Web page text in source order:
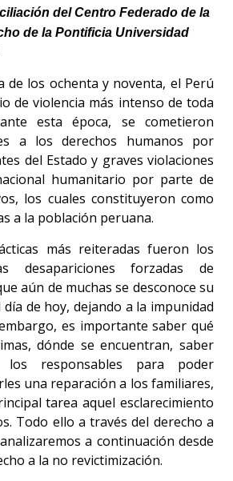
del Centro Federado de la
de la Pontificia Universidad
de los ochenta y noventa, el Perú
de violencia más intenso de toda
esta época, se cometieron
a los derechos humanos por
del Estado y graves violaciones
humanitario por parte de
los cuales constituyeron como
a la población peruana.
más reiteradas fueron los
desapariciones forzadas de
aún de muchas se desconoce su
de hoy, dejando a la impunidad
es importante saber qué
dónde se encuentran, saber
los responsables para poder
una reparación a los familiares,
tarea aquel esclarecimiento
Todo ello a través del derecho a
a continuación desde
a la no revictimización.